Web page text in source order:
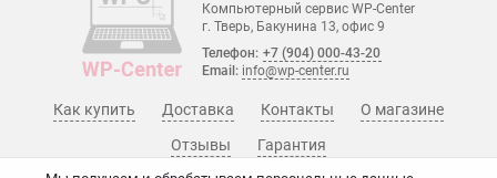
Компьютерный сервис WP-Center
г. Тверь, Бакунина 13, офис 9
Телефон: +7 (904) 000-43-20
Email: info@wp-center.ru
О магазине
Гарантия
Отзывы
Как купить Доставка Контакты